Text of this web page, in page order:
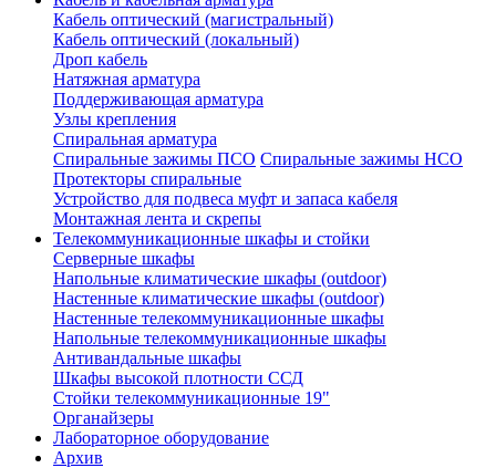
Кабель оптический (магистральный)
Кабель оптический (локальный)
Дроп кабель
Натяжная арматура
Поддерживающая арматура
Узлы крепления
Спиральная арматура
Спиральные зажимы ПСО Спиральные зажимы НСО
Протекторы спиральные
Устройство для подвеса муфт и запаса кабеля
Монтажная лента и скрепы
Телекоммуникационные шкафы и стойки
Серверные шкафы
Напольные климатические шкафы (outdoor)
Настенные климатические шкафы (outdoor)
Настенные телекоммуникационные шкафы
Напольные телекоммуникационные шкафы
Антивандальные шкафы
Шкафы высокой плотности ССД
Стойки телекоммуникационные 19"
Органайзеры
Лабораторное оборудование
Архив